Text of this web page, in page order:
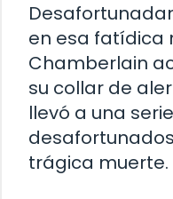
en esa fatídica
Chamberlain
su collar de
llevó a una
trágica muerte.